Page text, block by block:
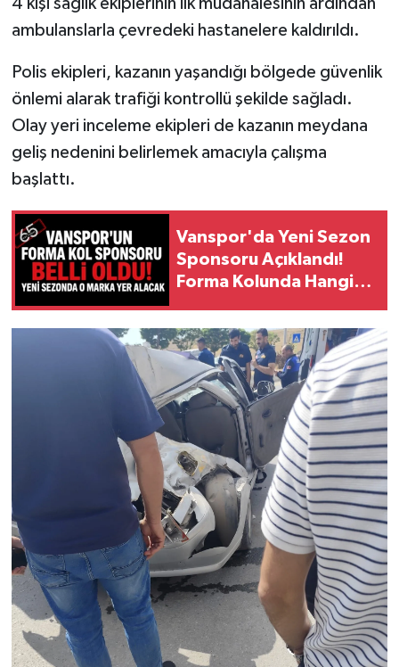
ambulanslarla çevredeki hastanelere kaldırıldı.
Polis ekipleri, kazanın yaşandığı bölgede güvenlik
önlemi alarak trafiği kontrollü şekilde sağladı.
Olay yeri inceleme ekipleri de kazanın meydana
geliş nedenini belirlemek amacıyla çalışma
başlattı.
Vanspor'da Yeni Sezon
Sponsoru Açıklandı!
Forma Kolunda Hangi